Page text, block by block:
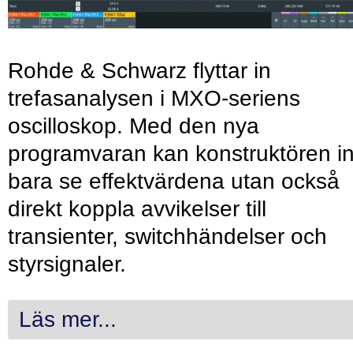
Rohde & Schwarz flyttar in
trefasanalysen i MXO-seriens
oscilloskop. Med den nya
programvaran kan konstruktören
bara se effektvärdena utan också
direkt koppla avvikelser till
transienter, switchhändelser och
styrsignaler.
Läs mer...